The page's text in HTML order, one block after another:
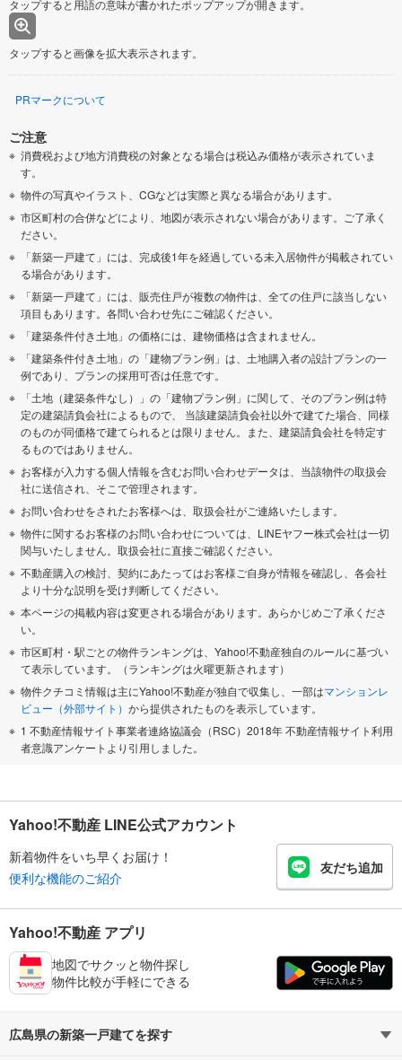
タップすると用語の意味が書かれたポップアップが開きます。
タップすると画像を拡大表示されます。
PRマークについて
ご注意
消費税および地方消費税の対象となる場合は税込み価格が表示されていま
す。
物件の写真やイラスト、CGなどは実際と異なる場合があります。
市区町村の合併などにより、地図が表示されない場合があります。ご了承く
ださい。
「新築一戸建て」には、完成後1年を経過している未入居物件が掲載されてい
る場合があります。
「新築一戸建て」には、販売住戸が複数の物件は、全ての住戸に該当しない
項目もあります。各問い合わせ先にご確認ください。
「建築条件付き土地」の価格には、建物価格は含まれません。
「建築条件付き土地」の「建物プラン例」は、土地購入者の設計プランの一
例であり、プランの採用可否は任意です。
「土地（建築条件なし）」の「建物プラン例」に関して、そのプラン例は特
定の建築請負会社によるもので、 当該建築請負会社以外で建てた場合、同様
のものが同価格で建てられるとは限りません。また、建築請負会社を特定す
るものではありません。
お客様が入力する個人情報を含むお問い合わせデータは、当該物件の取扱会
社に送信され、そこで管理されます。
お問い合わせをされたお客様へは、取扱会社がご連絡いたします。
物件に関するお客様のお問い合わせについては、LINEヤフー株式会社は一切
関与いたしません。取扱会社に直接ご確認ください。
不動産購入の検討、契約にあたってはお客様ご自身が情報を確認し、各会社
より十分な説明を受け判断してください。
本ページの掲載内容は変更される場合があります。あらかじめご了承くださ
い。
市区町村・駅ごとの物件ランキングは、Yahoo!不動産独自のルールに基づい
て表示しています。（ランキングは火曜更新されます）
物件クチコミ情報は主にYahoo!不動産が独自で収集し、一部はマンションレ
ビュー（外部サイト） から提供されたものを表示しています。
1 不動産情報サイト事業者連絡協議会（RSC）2018年 不動産情報サイト利用
者意識アンケートより引用しました。
Yahoo!不動産 LINE公式アカウント
新着物件をいち早くお届け！
便利な機能のご紹介
友だち追加
Yahoo!不動産 アプリ
地図でサクッと物件探し
物件比較が手軽にできる
広島県の新築一戸建てを探す